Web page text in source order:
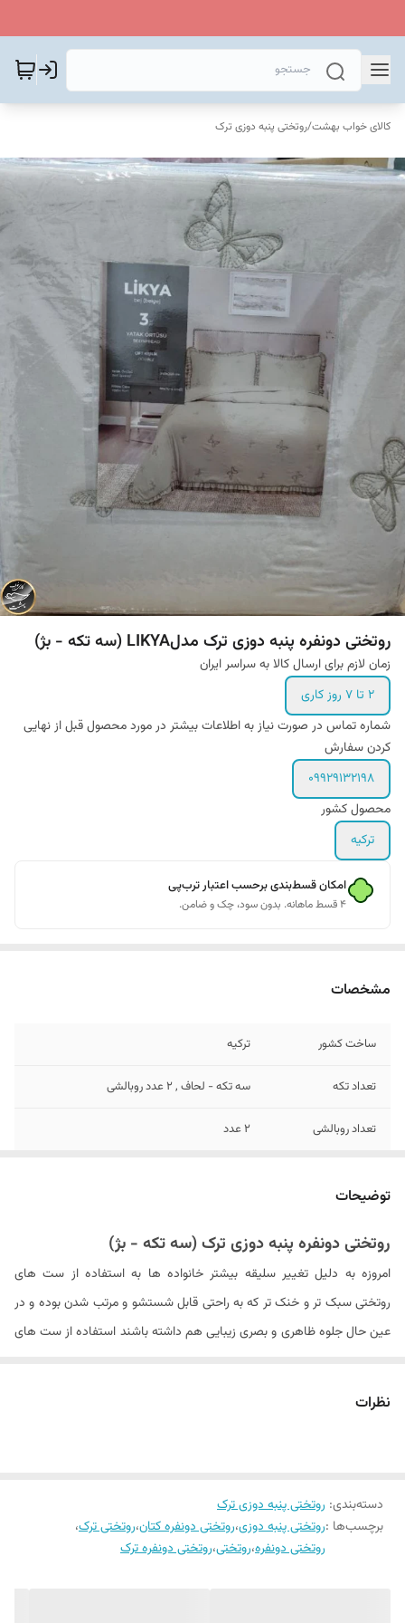
کالای خواب بهشت/روتختی پنبه دوزی ترک
روتختی دونفره پنبه دوزی ترک مدلLIKYA (سه تکه - بژ)
زمان لازم برای ارسال کالا به سراسر ایران
۲ تا ۷ روز کاری
شماره تماس در صورت نیاز به اطلاعات بیشتر در مورد محصول قبل از نهایی
کردن سفارش
۰۹۹۲۹۱۳۲۱۹۸
محصول کشور
ترکیه
امکان قسط‌بندی برحسب اعتبار ترب‌پی
۴ قسط ماهانه. بدون سود، چک و ضامن.
مشخصات
ساخت کشور ترکیه
تعداد تکه سه تکه - لحاف , 2 عدد روبالشی
تعداد روبالشی 2 عدد
نوع لحاف لحاف سبک
جنس پارچه پنبه کتان
دستورالعمل شستشو
شستشو با آب با دمای مناسب و با مایع
توضیحات
روتختی دونفره پنبه دوزی ترک (سه تکه - بژ)
امروزه به دلیل تغییر سلیقه بیشتر خانواده ها به استفاده از ست های
روتختی سبک تر و خنک تر که به راحتی قابل شستشو و مرتب شدن بوده و در
عین حال جلوه ظاهری و بصری زیبایی هم داشته باشند استفاده از ست های
تر با توجه به جنس پارچه را فراهم می آورد که در عین حال ثبات رنگ و سایز
بعد از هر شستشو را نیز دارد.
نظرات
دسته‌بندی: روتختی پنبه دوزی ترک
برچسب‌ها :روتختی پنبه دوزی،روتختی دونفره کتان،روتختی ترک،
روتختی دونفره،روتختی،روتختی دونفره ترک